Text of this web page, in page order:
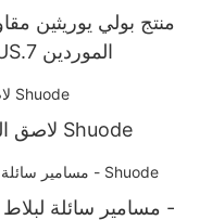
للتفاوض(أيام) >=30000 قطعةUS.7 الموردين
لاصق البناء من البولي يوريثين من شركة Shuode
مسامير سائلة